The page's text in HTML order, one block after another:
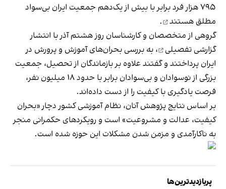
۷۹۵ هزار فرد برابر با بیش از یک‌دهم جمعیت ایران
بی‌سواد
مطلق هستند
.
گروهی از متخصصان و کارشناسان روز هشتم آذر با انتشار
گزارشی تفصیلی
، به بررسی بحران‌های آموزش و پرورش در
ایران پرداختند و گفتند علاوه بر بازماندگان از تحصیل، جمعیت
بزرگی از نوسوادان و بی‌سوادان برابر با حدود ۱۸ میلیون نفر،
فرصت یادگیری با کیفیت را از دست داده‌اند.
بر اساس نتایج پژوهش آنان، نظام آموزشی کشور دچار «بحران
کیفیت، ‌عدالت و مشروعیت» است و رویکردهای حکمرانی منجر
به ناکارآمدی و مزمن شدن مشکلات این حوزه شده است.
پربازدیدترین‌ها